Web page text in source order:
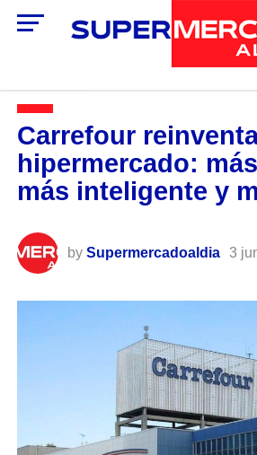
Carrefour reinventa
hipermercado:
más inteligente y
by Supermercadoaldia 3